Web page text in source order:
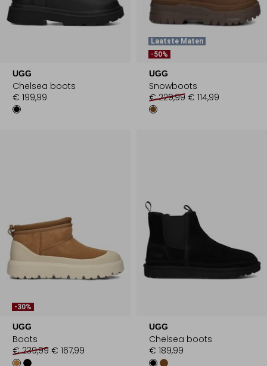
UGG
Chelsea boots
€ 199,99
Laatste Maten
-50%
UGG
Snowboots
€ 229,99 € 114,99
-30%
UGG
Boots
€ 239,99 € 167,99
UGG
Chelsea boots
€ 189,99